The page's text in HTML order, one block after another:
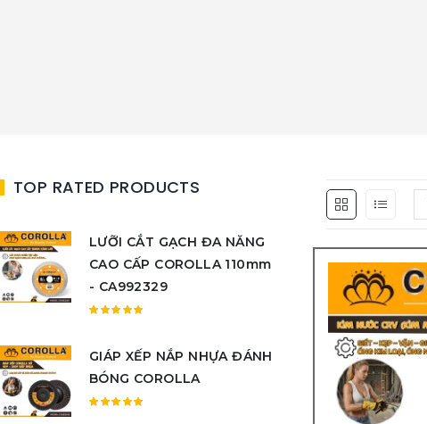
TOP RATED PRODUCTS
LƯỠI CẮT GẠCH ĐA NĂNG
CAO CẤP COROLLA 110mm
- CA992329
hạng
5.00 5
GIÁP XẾP NẮP NHỰA ĐÁNH
BÓNG COROLLA